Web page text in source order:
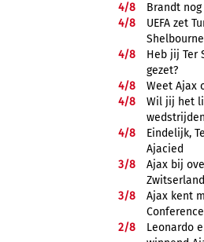
4/8
Brandt
4/8
UEFA zet
Shelbourne
4/8
Heb jij Ter
gezet?
4/8
Weet Ajax
4/8
Wil jij het
4/8
Eindelijk,
Ajacied
3/8
Ajax bij
3/8
Ajax kent
2/8
Leonardo